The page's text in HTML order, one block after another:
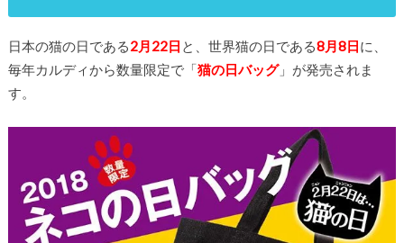
日本の猫の日である2月22日 と、世界猫の日である8月8日 に、
毎年カルディから数量限定で「猫の日バッグ」が発売されま
す。